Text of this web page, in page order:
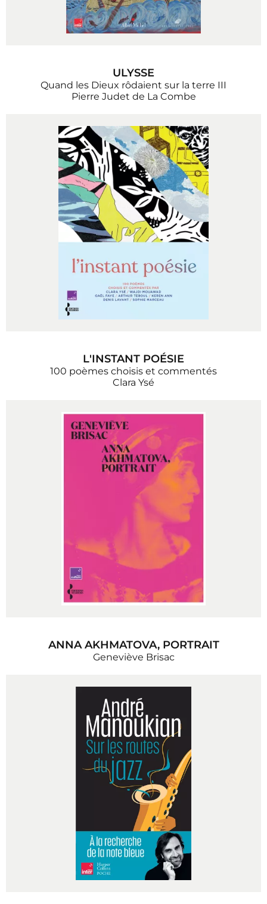
ULYSSE
Quand les Dieux rôdaient sur la terre III
Pierre Judet de La Combe
L'INSTANT POÉSIE
100 poèmes choisis et commentés
Clara Ysé
ANNA AKHMATOVA, PORTRAIT
Geneviève Brisac